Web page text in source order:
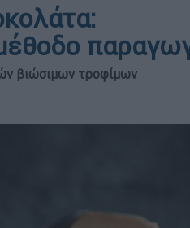
βιώσιμων τροφίμων